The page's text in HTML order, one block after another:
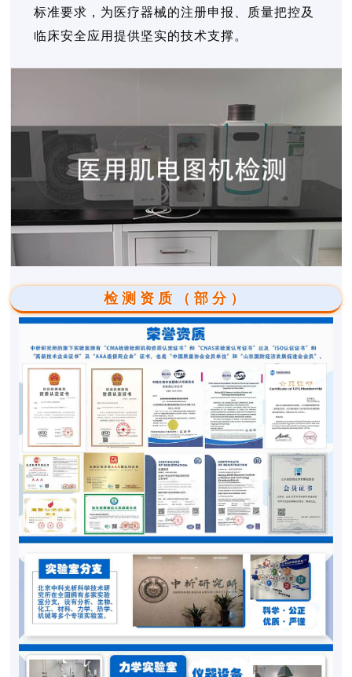
标准要求，为医疗器械的注册申报、质量把控及
临床安全应用提供坚实的技术支撑。
检测资质（部分）